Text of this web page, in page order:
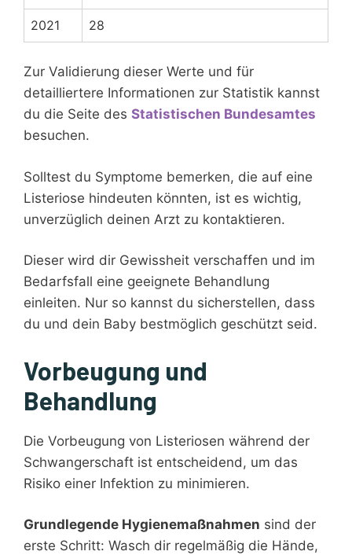
2021 28
Zur Validierung dieser Werte und für
detailliertere Informationen zur Statistik kannst
du die Seite des Statistischen Bundesamtes
besuchen.
Solltest du Symptome bemerken, die auf eine
Listeriose hindeuten könnten, ist es wichtig,
unverzüglich deinen Arzt zu kontaktieren.
Dieser wird dir Gewissheit verschaffen und im
Bedarfsfall eine geeignete Behandlung
einleiten. Nur so kannst du sicherstellen, dass
du und dein Baby bestmöglich geschützt seid.
Vorbeugung und
Behandlung
Die Vorbeugung von Listeriosen während der
Schwangerschaft ist entscheidend, um das
Risiko einer Infektion zu minimieren.
Grundlegende Hygienemaßnahmen sind der
erste Schritt: Wasch dir regelmäßig die Hände,